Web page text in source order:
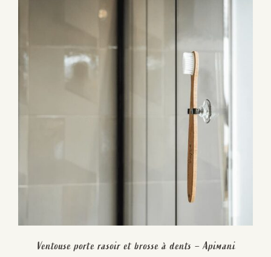
Ventouse porte rasoir et brosse à dents – Apimani